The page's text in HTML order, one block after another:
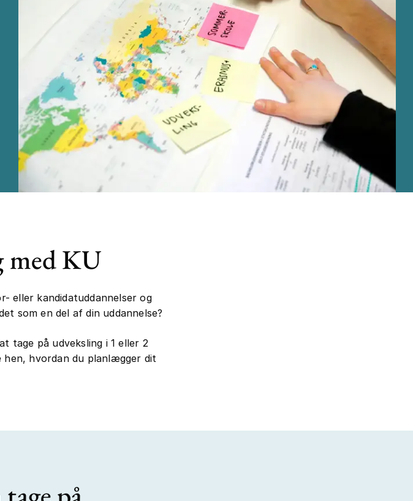
med KU
eller kandidatuddannelser og
som en del af din uddannelse?
tage på udveksling i 1 eller 2
hen, hvordan du planlægger dit